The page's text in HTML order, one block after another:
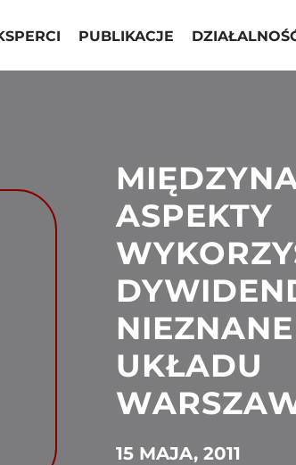
PUBLIKACJE
ASPEKTY
UKŁADU
15 MAJA, 2011